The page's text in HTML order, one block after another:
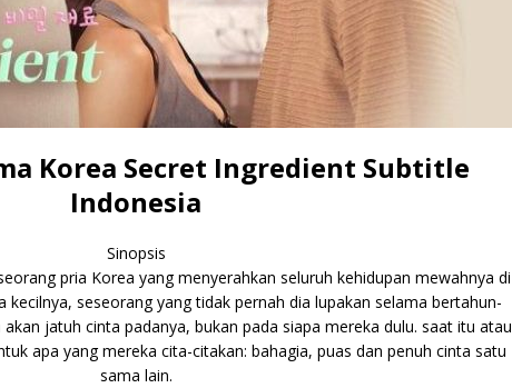
Korea Secret Ingredient Subtitle
Indonesia
Sinopsis
pria Korea yang menyerahkan seluruh kehidupan mewahnya di
kecilnya, seseorang yang tidak pernah dia lupakan selama bertahun-
jatuh cinta padanya, bukan pada siapa mereka dulu. saat itu atau
apa yang mereka cita-citakan: bahagia, puas dan penuh cinta satu
sama lain.